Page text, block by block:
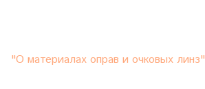
"О материалах оправ и очковых линз"